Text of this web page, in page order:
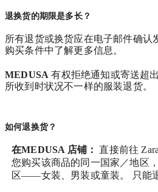
退换货的期限是多长？
所有退货或换货应在电子邮件确
购买条件中了解更多信息。
MEDUSA有权拒绝通知或寄送超
所收到时状况不一样的服装退货。
如何退换货？
在MEDUSA 店铺：直接前往
您购买该商品的同一国家／地区
区——女装、男装或童装。 只能